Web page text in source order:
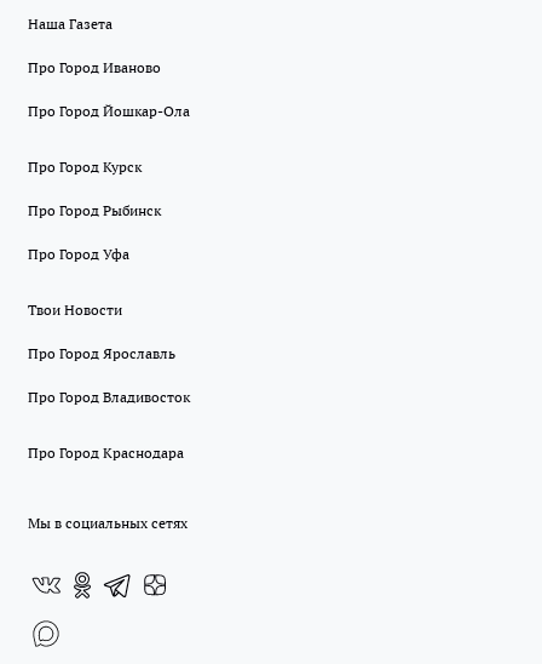
Наша Газета
Про Город Иваново
Про Город Йошкар-Ола
Про Город Курск
Про Город Рыбинск
Про Город Уфа
Твои Новости
Про Город Ярославль
Про Город Владивосток
Про Город Краснодара
Мы в социальных сетях